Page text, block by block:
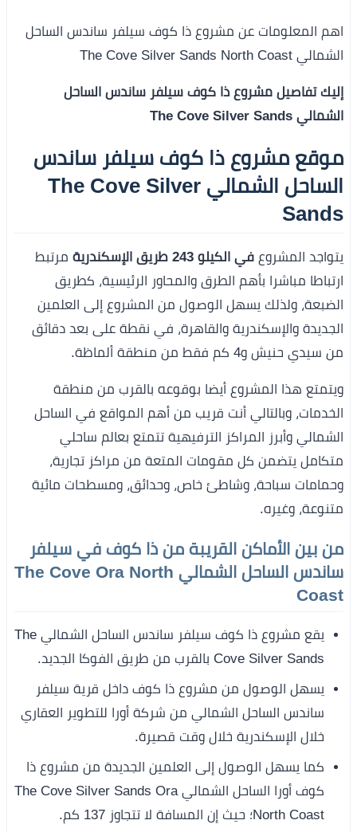
اهم المعلومات عن مشروع ذا كوف سيلفر ساندس الساحل
الشمالي The Cove Silver Sands North Coast
إليك تفاصيل مشروع ذا كوف سيلفر ساندس الساحل
الشمالي The Cove Silver Sands
موقع مشروع ذا كوف سيلفر ساندس
الساحل الشمالي The Cove Silver
Sands
يتواجد المشروع في الكيلو 243 طريق الإسكندرية
مرتبط
ارتباطا مباشرا بأهم الطرق والمحاور الرئيسية، كطريق
الضبعة، ولذلك يسهل الوصول من المشروع إلى العلمين
الجديدة والإسكندرية والقاهرة، في نقطة على بعد دقائق
من سيدي حنيش و4 كم فقط من منطقة ألماظة.
ويتمتع هذا المشروع أيضا بوقوعه بالقرب من منطقة
الخدمات، وبالتالي أنت قريب من أهم المواقع في الساحل
الشمالي وأبرز المراكز الترفيهية تتمتع بعالم ساحلي
متكامل يتضمن كل مقومات المتعة من مراكز تجارية،
وحمامات سباحة، وشاطئ خاص، وحدائق، ومسطحات مائية
متنوعة، وغيره.
من بين الأماكن القريبة من ذا كوف في سيلفر
ساندس الساحل الشمالي The Cove Ora North
Coast
يقع مشروع ذا كوف سيلفر ساندس الساحل الشمالي The
Cove Silver Sands بالقرب من طريق الفوكا الجديد.
يسهل الوصول من مشروع ذا كوف داخل قرية سيلفر
ساندس الساحل الشمالي من شركة أورا للتطوير العقاري
خلال الإسكندرية خلال وقت قصيرة.
كما يسهل الوصول إلى العلمين الجديدة من مشروع ذا
كوف أورا الساحل الشمالي The Cove Silver Sands Ora
North Coast؛ حيث إن المسافة لا تتجاوز 137 كم.